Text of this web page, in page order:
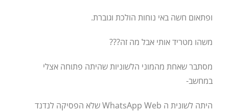
ופתאום חשה באי נוחות הולכת וגוברת.
משהו מטריד אותי אבל מה זה???
מסתבר שאחת מהמוני הלשוניות שהיתה פתוחה אצלי
במחשב-
היתה לשונית ה WhatsApp Web שלא הפסיקה לנדנד